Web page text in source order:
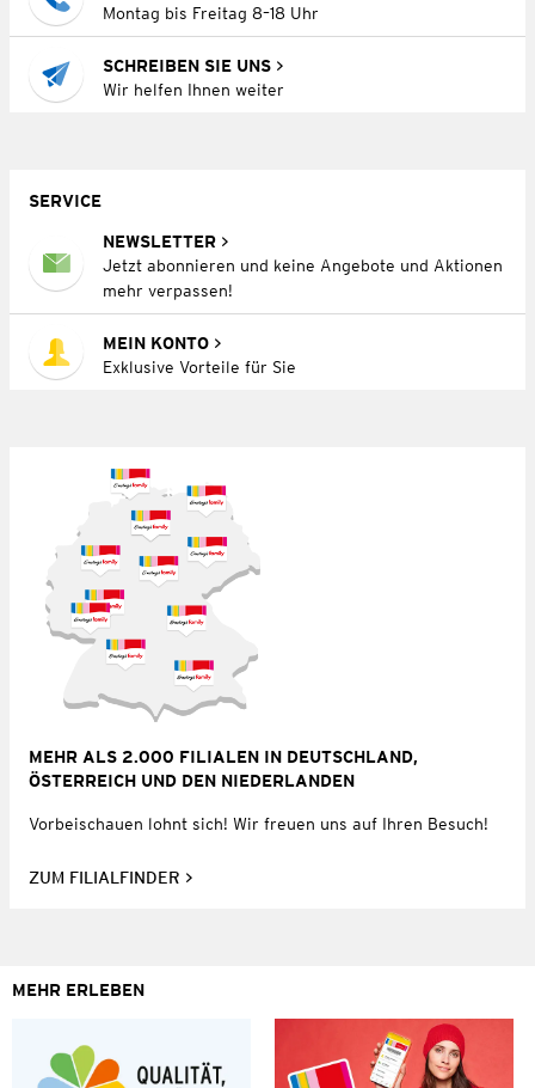
Montag bis Freitag 8–18 Uhr
SCHREIBEN SIE UNS
Wir helfen Ihnen weiter
SERVICE
NEWSLETTER
Jetzt abonnieren und keine Angebote und Aktionen
mehr verpassen!
MEIN KONTO
Exklusive Vorteile für Sie
MEHR ALS 2.000 FILIALEN IN DEUTSCHLAND,
ÖSTERREICH UND DEN NIEDERLANDEN
Vorbeischauen lohnt sich! Wir freuen uns auf Ihren Besuch!
ZUM FILIALFINDER
MEHR ERLEBEN